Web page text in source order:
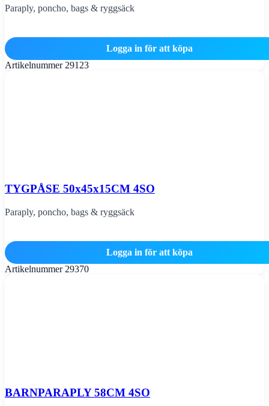
Paraply, poncho, bags & ryggsäck
Logga in för att köpa
Artikelnummer 29123
TYGPÅSE 50x45x15CM 4SO
Paraply, poncho, bags & ryggsäck
Logga in för att köpa
Artikelnummer 29370
BARNPARAPLY 58CM 4SO